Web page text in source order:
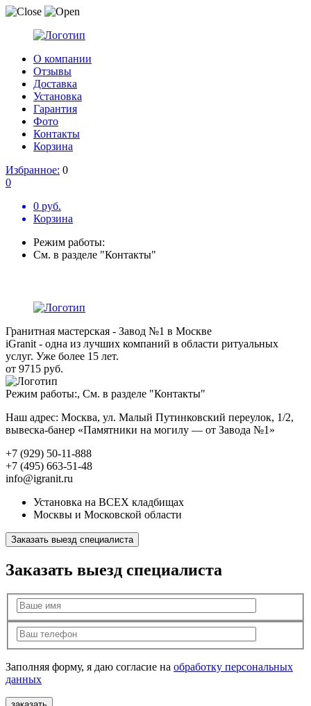
О компании
Отзывы
Доставка
Установка
Гарантия
Фото
Контакты
Корзина
Избранное: 0
0
0 руб.
Корзина
Режим работы:
См. в разделе "Контакты"
Гранитная мастерская - Завод №1 в Москве
iGranit - одна из лучших компаний в области ритуальных
услуг. Уже более 15 лет.
от 9715 руб.
Режим работы:, См. в разделе "Контакты"
Наш адрес: Москва, ул. Малый Путинковский переулок, 1/2,
вывеска-банер «Памятники на могилу — от Завода №1»
+7 (929) 50-11-888
+7 (495) 663-51-48
info@igranit.ru
Установка на ВСЕХ кладбищах
Москвы и Московской области
Заказать выезд специалиста
Заказать выезд специалиста
Заполняя форму, я даю согласие на обработку персональных
данных